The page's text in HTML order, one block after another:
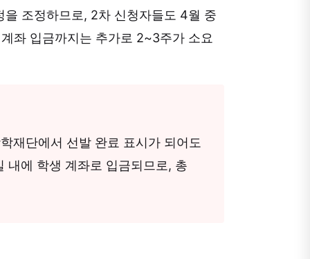
조정하므로, 2차 신청자들도 4월 중
좌 입금까지는 추가로 2~3주가 소요
재단에서 선발 완료 표시가 되어도
내에 학생 계좌로 입금되므로, 총